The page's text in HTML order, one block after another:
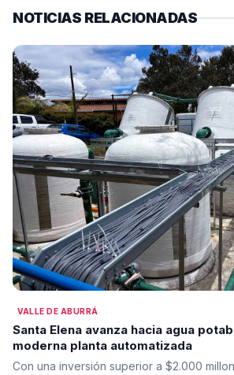
NOTICIAS RELACIONADAS
VALLE DE ABURRÁ
Santa Elena avanza hacia agua
moderna planta automatizada
Con una inversión superior a $2.000